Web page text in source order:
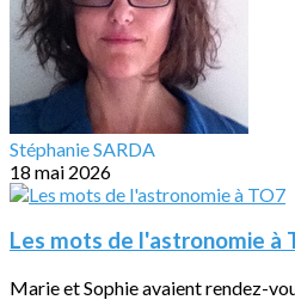
Stéphanie SARDA
18 mai 2026
Les mots de l'astronomie à
Marie et Sophie avaient rendez-